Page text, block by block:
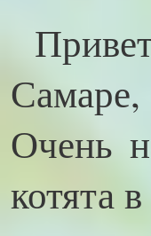
Очень
котята